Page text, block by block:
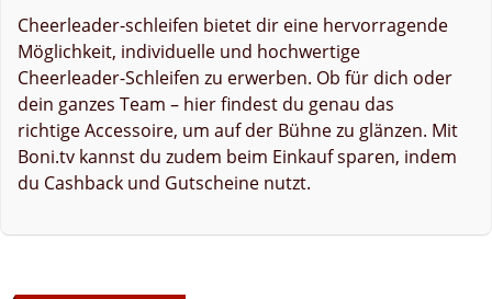
Cheerleader-schleifen bietet dir eine hervorragende
Möglichkeit, individuelle und hochwertige
Cheerleader-Schleifen zu erwerben. Ob für dich oder
dein ganzes Team – hier findest du genau das
richtige Accessoire, um auf der Bühne zu glänzen. Mit
Boni.tv kannst du zudem beim Einkauf sparen, indem
du Cashback und Gutscheine nutzt.